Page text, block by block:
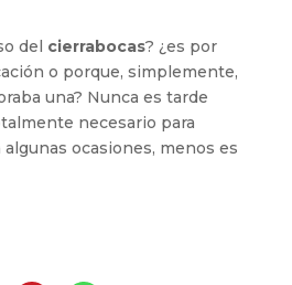
del cierrabocas? ¿es por
o porque, simplemente,
una? Nunca es tarde
necesario para
ocasiones, menos es